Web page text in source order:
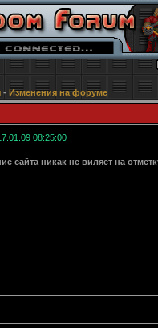
- Изменения на форуме
08:25:00
сайта никак не виляет на